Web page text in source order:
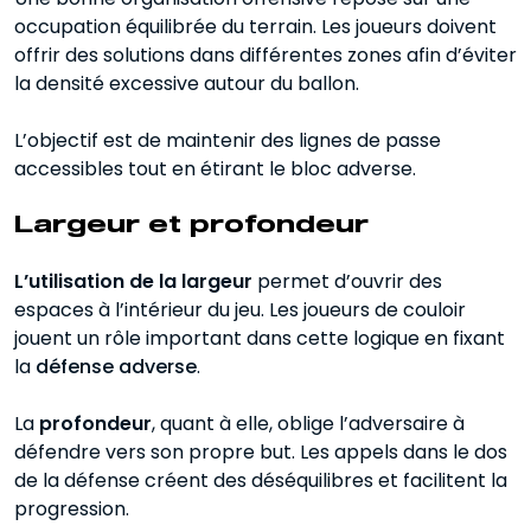
occupation équilibrée du terrain. Les joueurs doivent
offrir des solutions dans différentes zones afin d’éviter
la densité excessive autour du ballon.
L’objectif est de maintenir des lignes de passe
accessibles tout en étirant le bloc adverse.
Largeur et profondeur
L’utilisation de la largeur permet d’ouvrir des
espaces à l’intérieur du jeu. Les joueurs de couloir
jouent un rôle important dans cette logique en fixant
la défense adverse.
La profondeur, quant à elle, oblige l’adversaire à
défendre vers son propre but. Les appels dans le dos
de la défense créent des déséquilibres et facilitent la
progression.